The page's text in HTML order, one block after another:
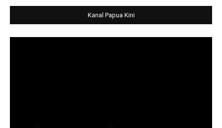
Kanal Papua Kini